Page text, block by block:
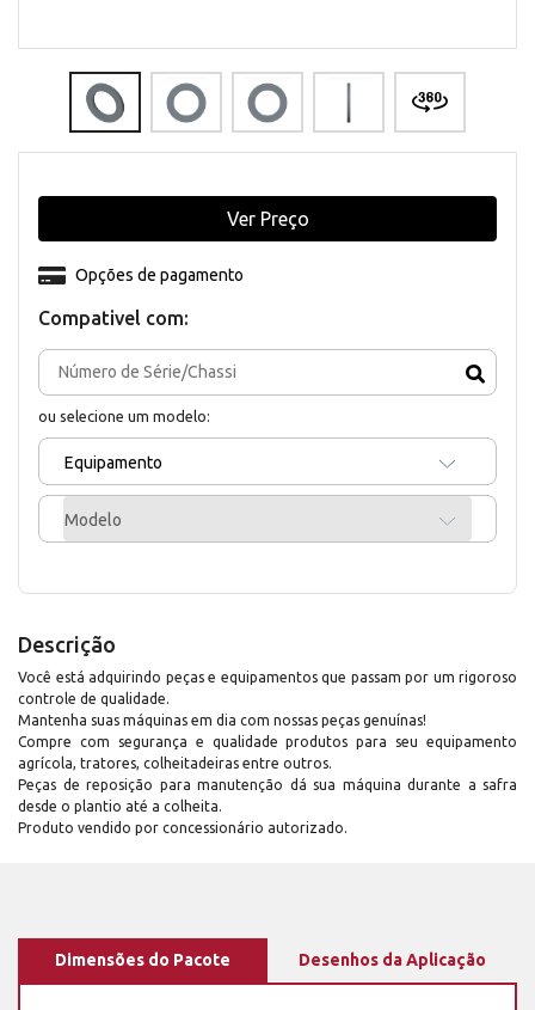
Compativel com:
ou selecione um modelo:
Equipamento
Modelo
Opções de pagamento
Ver Preço
Descrição
Você está adquirindo peças e equipamentos que passam por um rigoroso
controle de qualidade.
Mantenha suas máquinas em dia com nossas peças genuínas!
Compre com segurança e qualidade produtos para seu equipamento
agrícola, tratores, colheitadeiras entre outros.
Peças de reposição para manutenção dá sua máquina durante a safra
desde o plantio até a colheita.
Produto vendido por concessionário autorizado.
Dimensões do Pacote Desenhos da Aplicação